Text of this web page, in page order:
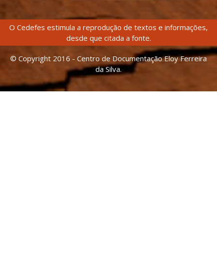
O Cedefes estimula a reprodução de textos e informações,
desde que citada a fonte.
© Copyright 2016 - Centro de Documentação Eloy Ferreira
da Silva.